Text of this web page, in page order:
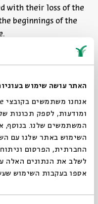
האתר עושה שימוש
ומודעות, לספק תכונות
המשתמשים שלנו. בנוסף,
השימוש באתר שלנו עם
החברתית, הפרסום
לשלב את הנתונים האלה
אספו בעקבות השימוש
with their loss of the
beginnings of the
event here >>